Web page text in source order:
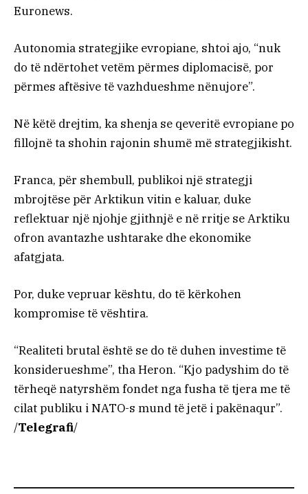
Euronews.
Autonomia strategjike evropiane, shtoi ajo, “nuk
do të ndërtohet vetëm përmes diplomacisë, por
përmes aftësive të vazhdueshme nënujore”.
Në këtë drejtim, ka shenja se qeveritë evropiane po
fillojnë ta shohin rajonin shumë më strategjikisht.
Franca, për shembull, publikoi një strategji
mbrojtëse për Arktikun vitin e kaluar, duke
reflektuar një njohje gjithnjë e në rritje se Arktiku
ofron avantazhe ushtarake dhe ekonomike
afatgjata.
Por, duke vepruar kështu, do të kërkohen
kompromise të vështira.
“Realiteti brutal është se do të duhen investime të
konsiderueshme”, tha Heron. “Kjo padyshim do të
tërheqë natyrshëm fondet nga fusha të tjera me të
cilat publiku i NATO-s mund të jetë i pakënaqur”.
/Telegrafi/